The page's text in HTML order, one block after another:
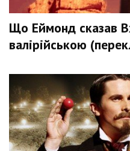
Що Еймонд сказав
валірійською